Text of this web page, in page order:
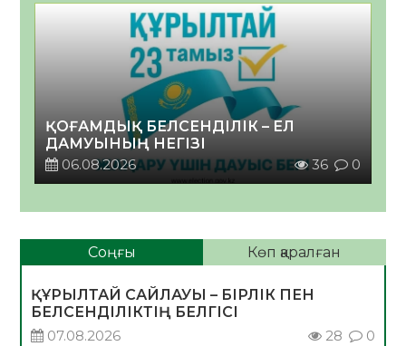
ҚОҒАМДЫҚ БЕЛСЕНДІЛІК – ЕЛ
ДАМУЫНЫҢ НЕГІЗІ
06.08.2026
36 0
Соңғы Көп қаралған
ҚҰРЫЛТАЙ САЙЛАУЫ – БІРЛІК ПЕН
БЕЛСЕНДІЛІКТІҢ БЕЛГІСІ
07.08.2026
28 0